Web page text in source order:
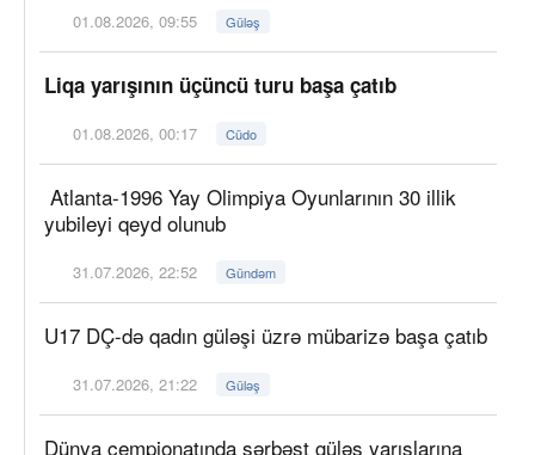
01.08.2026, 09:55 Güləş
Liqa yarışının üçüncü turu başa çatıb
01.08.2026, 00:17 Cüdo
Atlanta-1996 Yay Olimpiya Oyunlarının 30 illik
yubileyi qeyd olunub
31.07.2026, 22:52 Gündəm
U17 DÇ-də qadın güləşi üzrə mübarizə başa çatıb
31.07.2026, 21:22 Güləş
Dünya çempionatında sərbəst güləş yarışlarına